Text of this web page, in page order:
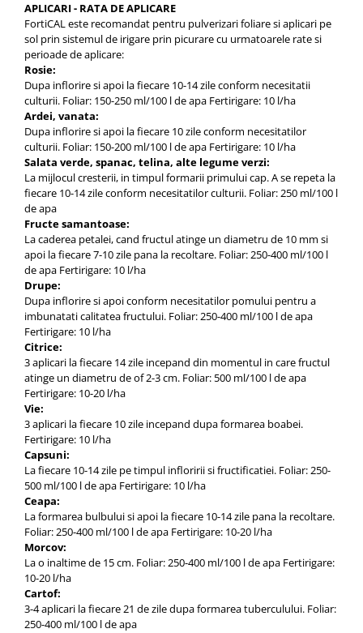
APLICARI - RATA DE APLICARE
FortiCAL este recomandat pentru pulverizari foliare si aplicari pe
sol prin sistemul de irigare prin picurare cu urmatoarele rate si
perioade de aplicare:
Rosie:
Dupa inflorire si apoi la fiecare 10-14 zile conform necesitatii
culturii. Foliar: 150-250 ml/100 l de apa Fertirigare: 10 l/ha
Ardei, vanata:
Dupa inflorire si apoi la fiecare 10 zile conform necesitatilor
culturii. Foliar: 150-200 ml/100 l de apa Fertirigare: 10 l/ha
Salata verde, spanac, telina, alte legume verzi:
La mijlocul cresterii, in timpul formarii primului cap. A se repeta la
fiecare 10-14 zile conform necesitatilor culturii. Foliar: 250 ml/100 l
de apa
Fructe samantoase:
La caderea petalei, cand fructul atinge un diametru de 10 mm si
apoi la fiecare 7-10 zile pana la recoltare. Foliar: 250-400 ml/100 l
de apa Fertirigare: 10 l/ha
Drupe:
Dupa inflorire si apoi conform necesitatilor pomului pentru a
imbunatati calitatea fructului. Foliar: 250-400 ml/100 l de apa
Fertirigare: 10 l/ha
Citrice:
3 aplicari la fiecare 14 zile incepand din momentul in care fructul
atinge un diametru de of 2-3 cm. Foliar: 500 ml/100 l de apa
Fertirigare: 10-20 l/ha
Vie:
3 aplicari la fiecare 10 zile incepand dupa formarea boabei.
Fertirigare: 10 l/ha
Capsuni:
La fiecare 10-14 zile pe timpul infloririi si fructificatiei. Foliar: 250-
500 ml/100 l de apa Fertirigare: 10 l/ha
Ceapa:
La formarea bulbului si apoi la fiecare 10-14 zile pana la recoltare.
Foliar: 250-400 ml/100 l de apa Fertirigare: 10-20 l/ha
Morcov:
La o inaltime de 15 cm. Foliar: 250-400 ml/100 l de apa Fertirigare:
10-20 l/ha
Cartof:
3-4 aplicari la fiecare 21 de zile dupa formarea tuberculului. Foliar:
250-400 ml/100 l de apa